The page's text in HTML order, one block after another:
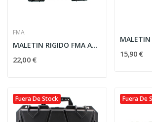
FMA
MALETIN RIGIDO FMA ACOLCHADO PUNISHER NEGRO
22,00 €
15,90 €
Fuera De Stock Fuera De